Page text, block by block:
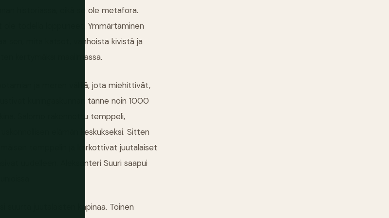
historiassa, eikä se ole metafora.
todella loppuneet. Ymmärtäminen
sen, mitä katsot, vanhoista kivistä ja
kertymäksi maailmassa.
ja meren välillä, jota miehittivät,
kuningaskunnan tänne noin 1000
Salomo rakennettu temppeli,
elämän keskukseksi. Sitten
temppelin ja karkottivat juutalaiset
uudelleen. Aleksanteri Suuri saapui
suurta juutalaisten kapinaa. Toinen